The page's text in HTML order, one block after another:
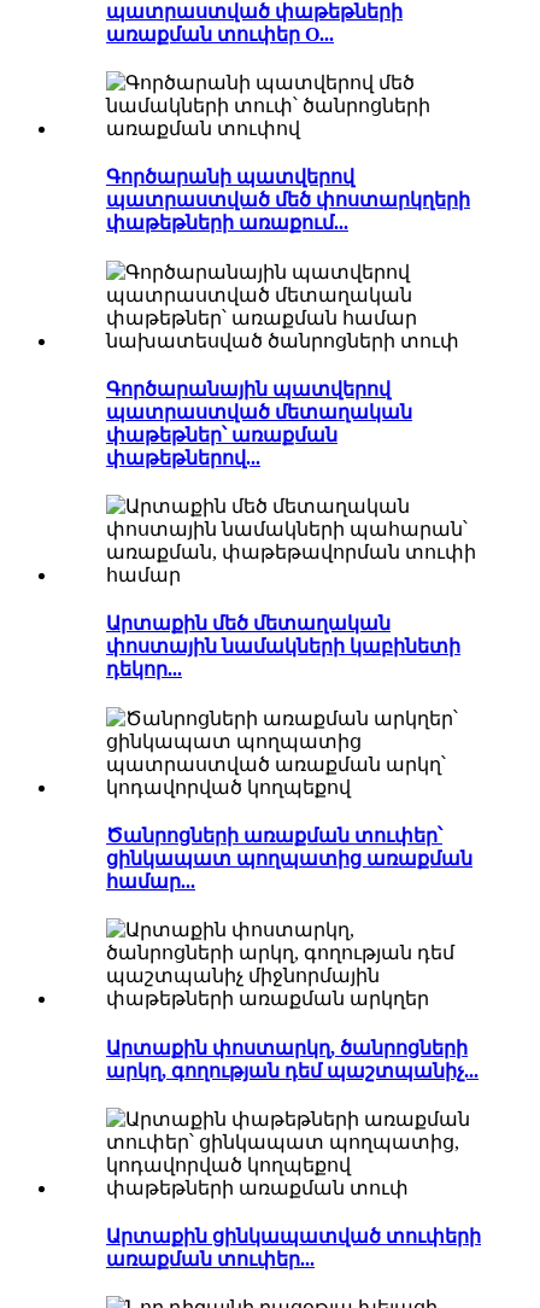
պատրաստված փաթեթների
առաքման տուփեր O...
Գործարանի պատվերով
պատրաստված մեծ փոստարկղերի
փաթեթների առաքում...
Գործարանային պատվերով
պատրաստված մետաղական
փաթեթներ՝ առաքման
փաթեթներով...
Արտաքին մեծ մետաղական
փոստային նամակների կաբինետի
դեկոր...
Ծանրոցների առաքման տուփեր՝
ցինկապատ պողպատից առաքման
համար...
Արտաքին փոստարկղ, ծանրոցների
արկղ, գողության դեմ պաշտպանիչ...
Արտաքին ցինկապատված տուփերի
առաքման տուփեր...